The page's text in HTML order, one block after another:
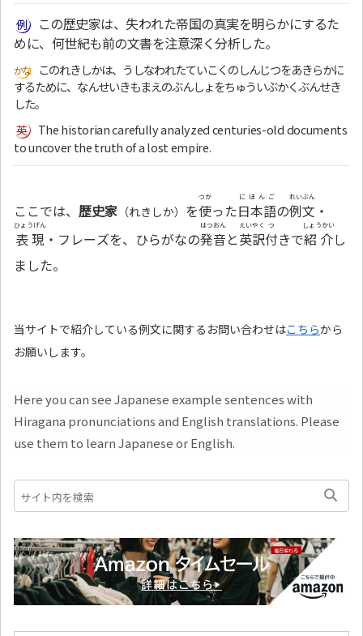
この歴史家は、失われた帝国の真実を明らかにするた
めに、何世紀も前の文書を注意深く分析した。
このれきしかは、うしなわれたていこくのしんじつをあきらかに
するために、なんせいきもまえのぶんしょをちゅういぶかくぶんせき
した。
The historian carefully analyzed centuries-old documents
to uncover the truth of a lost empire.
ここでは、 歴史家 （れきしか） を使
つか
った日本語
にほんご
の例文
れいぶん
・
表現
ひょうげん
・フレーズを、ひらがなの発音
はつおん
と英訳
えいやく
付
つ
きで紹介
しょうかい
し
ました。
当サイトで紹介している例文に関するお問い合わせはこちらから
お願いします。
Here you can see Japanese example sentences with
Hiragana pronunciations and English translations. Please
use them to learn Japanese or English.